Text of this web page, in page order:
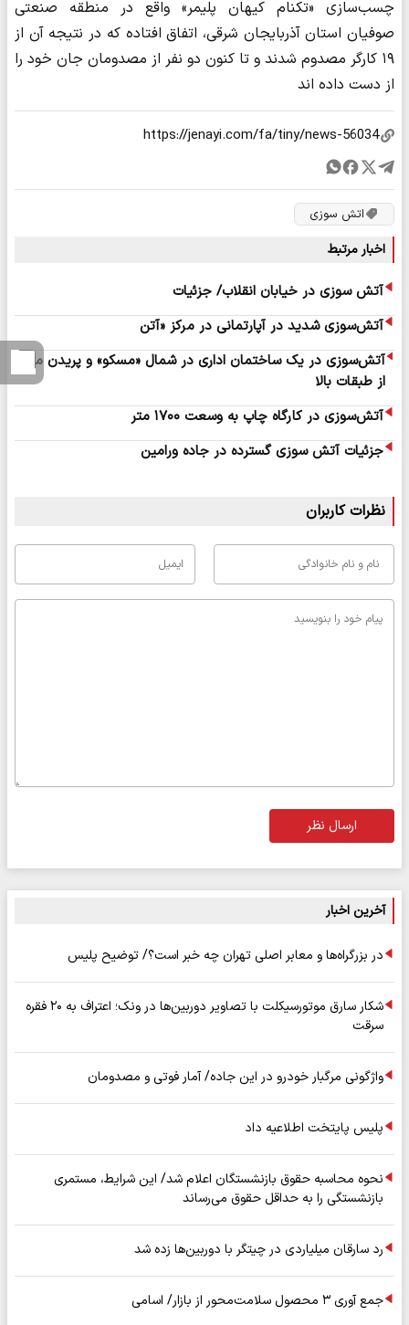
چسب‌سازی «تکنام کیهان پلیمر» واقع در منطقه صنعتی
صوفیان استان آذربایجان شرقی، اتفاق افتاده که در نتیجه آن از
۱۹ کارگر مصدوم شدند و تا کنون دو نفر از مصدومان جان خود را
از دست داده اند
اتش سوزی
اخبار مرتبط
آتش سوزی در خیابان انقلاب/ جزئیات
آتش‌سوزی شدید در آپارتمانی در مرکز «آتن
آتش‌سوزی در یک ساختمان اداری در شمال «مسکو» و پریدن مردم
از طبقات بالا
آتش‌سوزی در کارگاه چاپ به وسعت ۱۷۰۰ متر
جزئیات آتش سوزی گسترده در جاده ورامین
نظرات کاربران
ارسال نظر
آخرین اخبار
در بزرگراه‌ها و معابر اصلی تهران چه خبر است؟/ توضیح پلیس
شکار سارق موتورسیکلت با تصاویر دوربین‌ها در ونک؛ اعتراف به ۲۰ فقره
سرقت
واژگونی مرگبار خودرو در این جاده/ آمار فوتی و مصدومان
پلیس پایتخت اطلاعیه داد
نحوه محاسبه حقوق بازنشستگان اعلام شد/ این شرایط، مستمری
بازنشستگی را به حداقل حقوق می‌رساند
رد سارقان میلیاردی در چیتگر با دوربین‌ها زده شد
جمع آوری ۳ محصول سلامت‌محور از بازار/ اسامی